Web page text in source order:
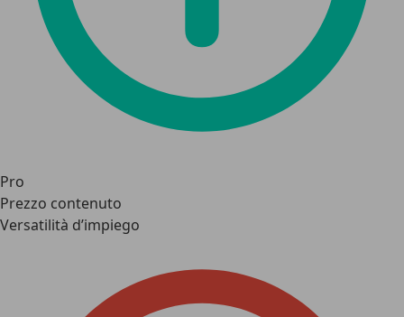
Pro
Prezzo contenuto
Versatilità d’impiego